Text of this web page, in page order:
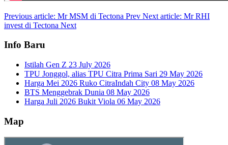
Previous article: Mr MSM di Tectona Prev Next article: Mr RHI
invest di Tectona Next
Info Baru
Istilah Gen Z 23 July 2026
TPU Jonggol, alias TPU Citra Prima Sari 29 May 2026
Harga Mei 2026 Ruko CitraIndah City 08 May 2026
BTS Menggebrak Dunia 08 May 2026
Harga Juli 2026 Bukit Viola 06 May 2026
Map